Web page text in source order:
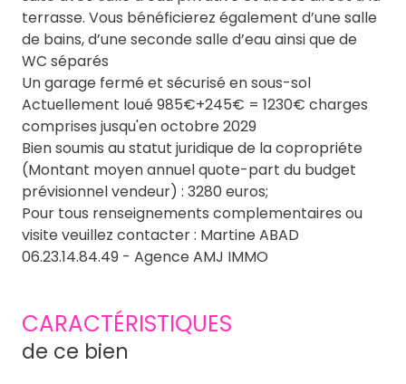
terrasse. Vous bénéficierez également d’une salle
de bains, d’une seconde salle d’eau ainsi que de
WC séparés
Un garage fermé et sécurisé en sous-sol
Actuellement loué 985€+245€ = 1230€ charges
comprises jusqu'en octobre 2029
Bien soumis au statut juridique de la copropriéte
(Montant moyen annuel quote-part du budget
prévisionnel vendeur) : 3280 euros;
Pour tous renseignements complementaires ou
visite veuillez contacter : Martine ABAD
06.23.14.84.49 - Agence AMJ IMMO
CARACTÉRISTIQUES
de ce bien